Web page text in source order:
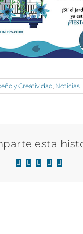
y Creatividad, Noticias
esta
Facebook
X LinkedIn
WhatsApp
Correo